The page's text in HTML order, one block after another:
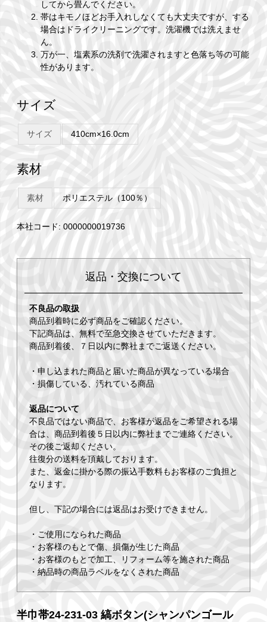
してから畳んでください。
帯はキモノほどお手入れしなくても大丈夫ですが、する
場合はドライクリーニングです。洗濯機では洗えませ
ん。
万が一、塩素系の洗剤で洗濯されますと色落ち等の可能
性があります。
サイズ
サイズ 410cm×16.0cm
素材
素材 ポリエステル（100％）
本社コード: 0000000019736
返品・交換について
不良品の取扱
商品到着時に必ず商品をご確認ください。
下記商品は、無料で至急交換させていただきます。
商品到着後、７日以内に弊社までご返送ください。
・申し込まれた商品と届いた商品が異なっている場合
・損傷している、汚れている商品
返品について
不良品ではない商品で、お客様が返品をご希望される場
合は、商品到着後５日以内に弊社までご連絡ください。
その後ご返却ください。
往復分の送料を頂戴しております。
また、返金に掛かる際の振込手数料もお客様のご負担と
なります。
但し、下記の場合には返品はお受けできません。
・ご使用になられた商品
・お客様のもとで傷、損傷が生じた商品
・お客様のもとで加工、リフォーム等を施された商品
・納品時の商品ラベルをなくされた商品
半巾帯24-231-03 縞ボタン(シャンパンゴール